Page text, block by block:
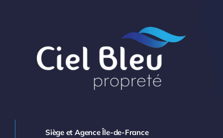
Siège et Agence Île-de-France